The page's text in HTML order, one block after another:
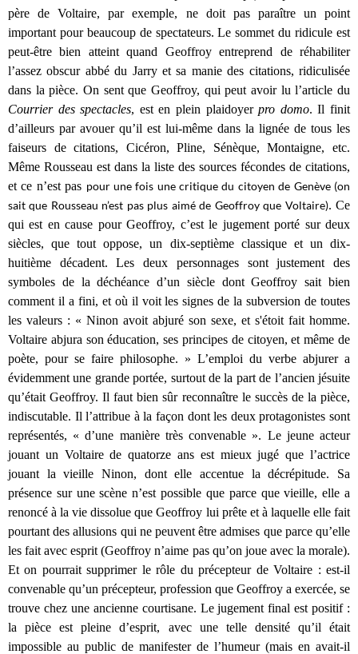
père de Voltaire, par exemple, ne doit pas paraître un point
important pour beaucoup de spectateurs. Le sommet du ridicule est
peut-être bien atteint quand Geoffroy entreprend de réhabiliter
l’assez obscur abbé du Jarry et sa manie des citations, ridiculisée
dans la pièce. On sent que Geoffroy, qui peut avoir lu l’article du
Courrier des spectacles, est en plein plaidoyerpro domo. Il finit
d’ailleurs par avouer qu’il est lui-même dans la lignée de tous les
faiseurs de citations, Cicéron, Pline, Sénèque, Montaigne, etc.
Même Rousseau est dans la liste des sources fécondes de citations,
et ce n’est pas pour une fois une critique du citoyen de Genève (on
sait que Rousseau n’est pas plus aimé de Geoffroy que Voltaire). Ce
qui est en cause pour Geoffroy, c’est le jugement porté sur deux
siècles, que tout oppose, un dix-septième classique et un dix-
huitième décadent. Les deux personnages sont justement des
symboles de la déchéance d’un siècle dont Geoffroy sait bien
comment il a fini, et où il voit les signes de la subversion de toutes
les valeurs : « Ninon avoit abjuré son sexe, et s'étoit fait homme.
Voltaire abjura son éducation, ses principes de citoyen, et même de
poète, pour se faire philosophe. » L’emploi du verbe abjurer a
évidemment une grande portée, surtout de la part de l’ancien jésuite
qu’était Geoffroy. Il faut bien sûr reconnaître le succès de la pièce,
indiscutable. Il l’attribue à la façon dont les deux protagonistes sont
représentés, « d’une manière très convenable ». Le jeune acteur
jouant un Voltaire de quatorze ans est mieux jugé que l’actrice
jouant la vieille Ninon, dont elle accentue la décrépitude. Sa
présence sur une scène n’est possible que parce que vieille, elle a
renoncé à la vie dissolue que Geoffroy lui prête et à laquelle elle fait
pourtant des allusions qui ne peuvent être admises que parce qu’elle
les fait avec esprit (Geoffroy n’aime pas qu’on joue avec la morale).
Et on pourrait supprimer le rôle du précepteur de Voltaire : est-il
convenable qu’un précepteur, profession que Geoffroy a exercée, se
trouve chez une ancienne courtisane. Le jugement final est positif :
la pièce est pleine d’esprit, avec une telle densité qu’il était
impossible au public de manifester de l’humeur (mais en avait-il